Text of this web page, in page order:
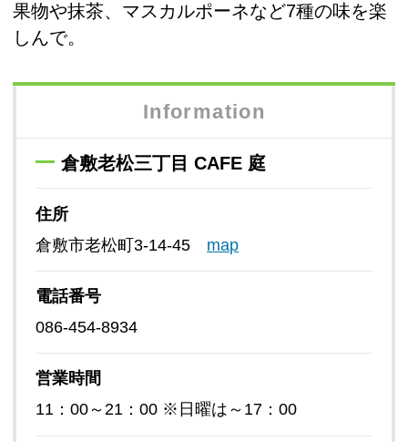
果物や抹茶、マスカルポーネなど7種の味を楽
しんで。
Information
倉敷老松三丁目 CAFE 庭
住所
倉敷市老松町3-14-45 map
電話番号
086-454-8934
営業時間
11：00～21：00 ※日曜は～17：00